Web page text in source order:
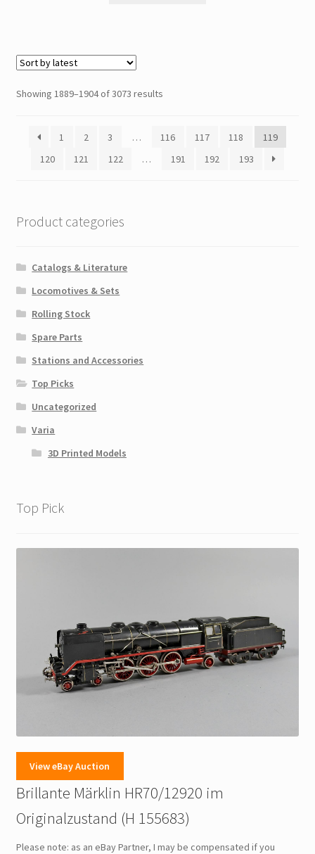
Showing 1889–1904 of 3073 results
1 2 3 … 116 117 118
119
120
121 122 … 191 192 193
Product categories
Catalogs & Literature
Locomotives & Sets
Rolling Stock
Spare Parts
Stations and Accessories
Top Picks
Uncategorized
Varia
3D Printed Models
Top Pick
View eBay Auction
Brillante Märklin HR70/12920 im
Originalzustand (H 155683)
Please note: as an eBay Partner, I may be compensated if you